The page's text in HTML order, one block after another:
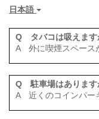
日本語
Q タバコは吸えます
A 外に喫煙スペース
Q 駐車場はあります
A 近くのコインパー